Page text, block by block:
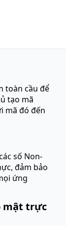
toàn cầu để
tạo mã
mã đó đến
số Non-
đảm bảo
ứng
mật trực